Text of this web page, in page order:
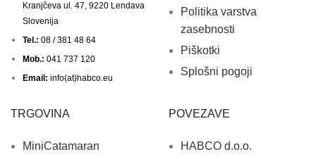
Kranjčeva ul. 47, 9220 Lendava
Slovenija
Tel.: 08 / 381 48 64
Mob.: 041 737 120
Email: info(at)habco.eu
Politika varstva
zasebnosti
Piškotki
Splošni pogoji
TRGOVINA
MiniCatamaran
POVEZAVE
HABCO d.o.o.